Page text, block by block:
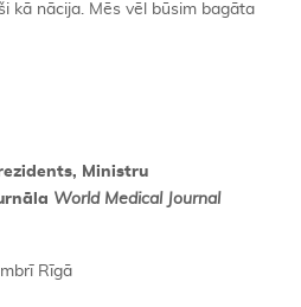
kā nācija. Mēs vēl būsim bagāta
Ministru
World Medical Journal
Rīgā